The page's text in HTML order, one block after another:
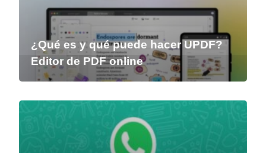
¿Qué es y qué puede hacer UPDF?
Editor de PDF online